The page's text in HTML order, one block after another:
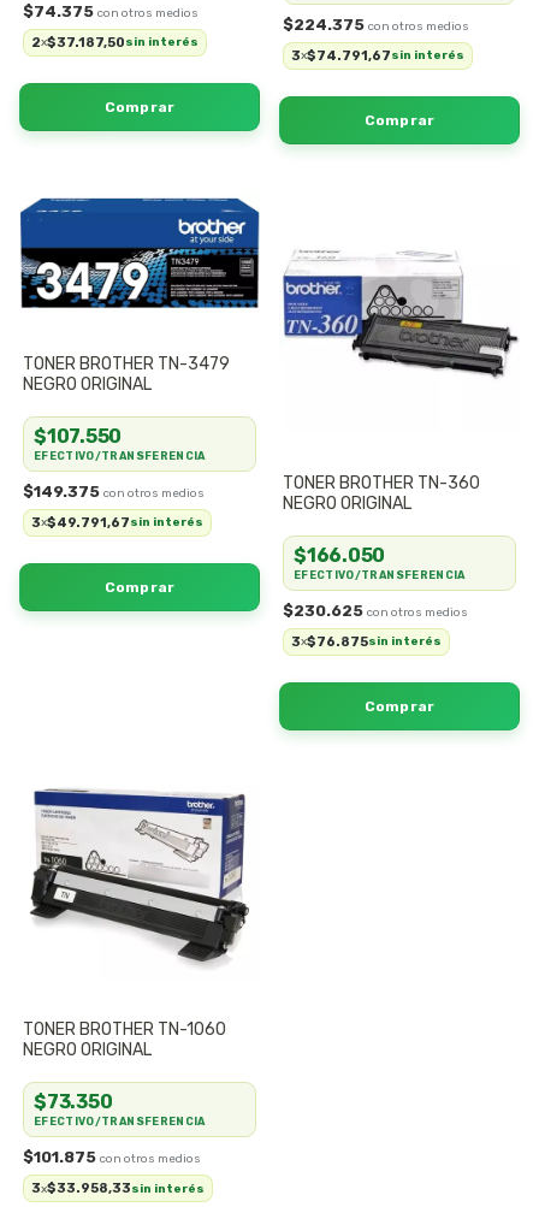
$74.375
2x$37.187,50sin interés
$224.375
3x$74.791,67sin interés
TONER BROTHER TN-3479
NEGRO ORIGINAL
$149.375
3x$49.791,67sin interés
$107.550
EFECTIVO/TRANSFERENCIA
TONER BROTHER TN-360
NEGRO ORIGINAL
$230.625
3x$76.875sin interés
$166.050
EFECTIVO/TRANSFERENCIA
TONER BROTHER TN-1060
NEGRO ORIGINAL
$101.875
3x$33.958,33sin interés
$73.350
EFECTIVO/TRANSFERENCIA